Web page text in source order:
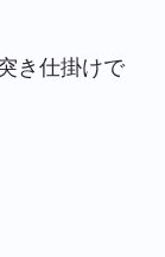
き仕掛けで